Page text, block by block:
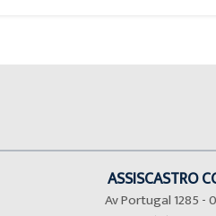
ASSISCASTRO
Av Portugal 1285 -